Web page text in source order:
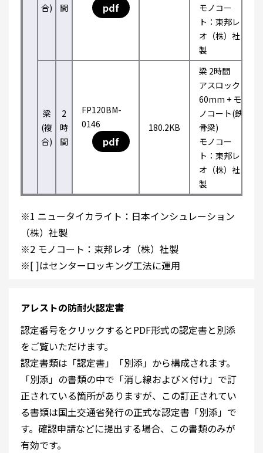
合)
間
pdf
モノコー
ト：東邦レ
オ（株）社
製
梁
(複
合)
2
時
間
FP120BM-
0146
pdf
180.2KB
梁 2時間
アスロック
60mm + モ
ノコート(鉄
骨梁)
モノコー
ト：東邦レ
オ（株）社
製
※1 ニュータイカライト：日本インシュレーション
（株）社製
※2 モノコート：東邦レオ（株）社製
※[ ]はセンターロッキング工法に運用
アレストの防耐火認定書
認定番号をクリックするとPDF形式の認定書と別添
をご覧いただけます。
認定書類は「認定書」「別添」から構成されます。
「別添」の書類の中で「消し線および×付け」で訂
正されている箇所がありますが、この訂正されてい
る書類は国土交通省発行の正式な認定書「別添」で
す。確認申請などに提出する場合、この書類のみが
有効です。